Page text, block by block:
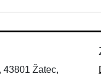
43801 Žatec,